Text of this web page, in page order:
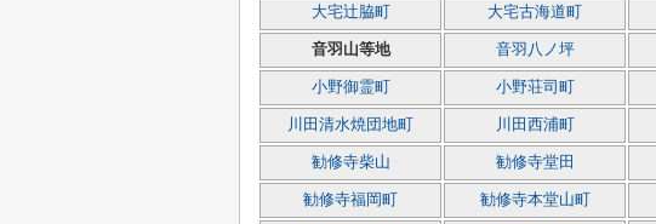
大宅辻脇町 大宅古海道町
音羽山等地 音羽八ノ坪
小野御霊町 小野荘司町
川田清水焼団地町 川田西浦町
勧修寺柴山 勧修寺堂田
勧修寺福岡町 勧修寺本堂山町